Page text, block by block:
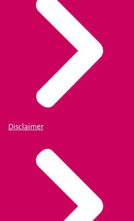
Disclaimer